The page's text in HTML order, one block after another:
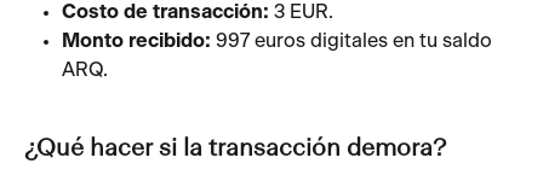
Costo de transacción: 3 EUR.
Monto recibido: 997 euros digitales en tu saldo
ARQ.
¿Qué hacer si la transacción demora?